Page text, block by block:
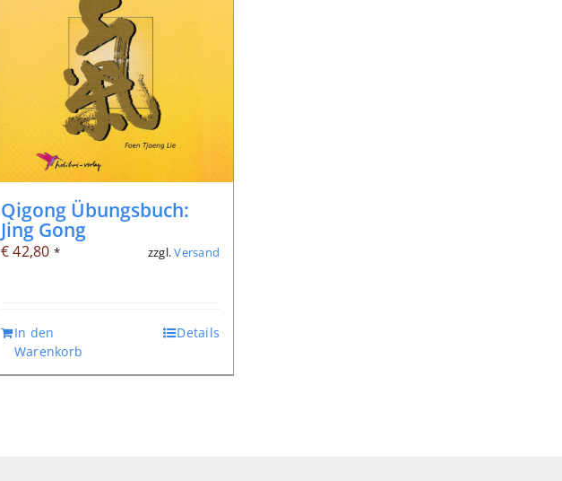
Qigong Übungsbuch:
Jing Gong
€42,80 * zzgl.Versand
In den
Warenkorb
Details